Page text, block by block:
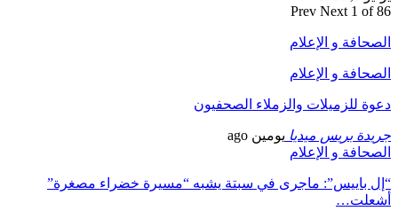
Prev Next 1 of 86
الصحافة و الإعلام
الصحافة و الإعلام
دعوة للزميلات والزملاء الصحفيون
جريدة بريس ميديا يومين ago
الصحافة و الإعلام
“إل باييس”: ماجرى في سبتة يشبه “مسيرة خضراء مصغرة”
أشعلت…